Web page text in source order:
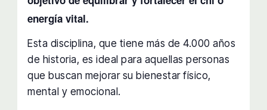
energía vital.
Esta disciplina, que tiene más de 4.000 años
de historia, es ideal para aquellas personas
que buscan mejorar su bienestar físico,
mental y emocional.